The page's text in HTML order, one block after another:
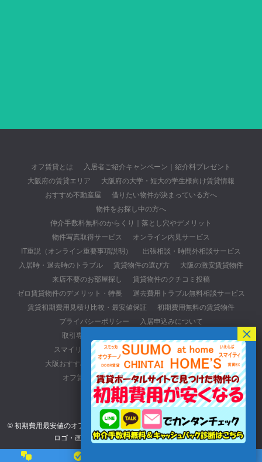
オフ賃貸とは
入居者ご紹介キャンペーン｜紹介料プレゼント
大阪府の賃貸エリア
大阪府の大学・短大の学生様向け賃貸情報
おすすめ不動産屋
借りたい物件が決まっている方へ
物件をお探し中の方へ
仲介手数料無料のからくり｜落とし穴やデメリット
物件写真取得サービス
オンライン内見サービス
IT重説（オンライン重要事項説明）
出張相談・時間外相談サービス
入居時・退去時のトラブル
賃貸物件の選び方
大阪の激安賃貸物件
来店不要のお部屋探し
賃貸物件のクチコミ投稿
ゼロ賃貸物件のデメリット・特長
退去費用トラブル無料相談サービス
賃貸初期費用見積り比較・最安値保証
初期費用無料の賃貸物件
プライバシーポリシー
入居申込みについて
取引専用ページ(元付・管理会社・貸主の方)
スマイリースの口コミ・レビューサイトについて
大阪おすすめ不動産会社
初期費用最安値の賃貸物件
オフ賃貸へのアクセス詳細
お問い合わせ
© 初期費用最安値のオフ賃貸. All rights reserved. ※当サイトに掲載されている
ロゴ・画像・文章等一切の無断使用を禁じます。